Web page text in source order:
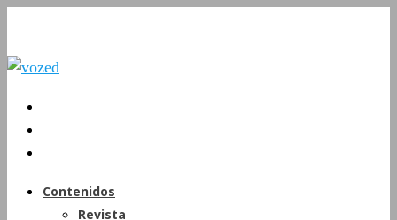
Contenidos
Revista